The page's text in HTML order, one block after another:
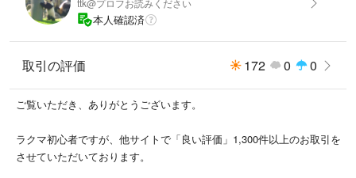
✅切り方や貼り方等を気になさる方は、ご購入をご遠慮ください。
✅配送中の破損等については責任を負いかねます。
願い致します。
ttk@プロフお読みください
本人確認済
取引の評価 172 0 0
ご覧いただき、ありがとうございます。
ラクマ初心者ですが、他サイトで「良い評価」1,300件以上のお取引を
させていただいております。